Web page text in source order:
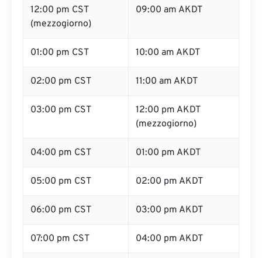
12:00 pm CST
(mezzogiorno)
09:00 am AKDT
01:00 pm CST 10:00 am AKDT
02:00 pm CST 11:00 am AKDT
03:00 pm CST
12:00 pm AKDT
(mezzogiorno)
04:00 pm CST 01:00 pm AKDT
05:00 pm CST 02:00 pm AKDT
06:00 pm CST 03:00 pm AKDT
07:00 pm CST 04:00 pm AKDT